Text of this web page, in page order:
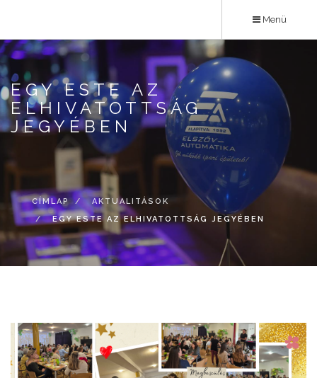
tartalomra
Menü
EGY ESTE AZ
ELHIVATOTTSÁG
JEGYÉBEN
CÍMLAP
AKTUALITÁSOK
EGY ESTE AZ ELHIVATOTTSÁG JEGYÉBEN